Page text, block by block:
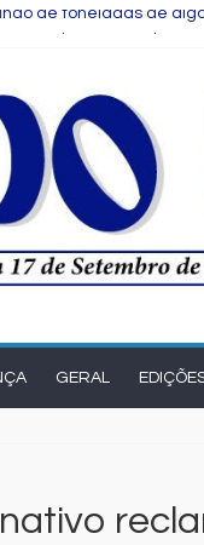
de toneladas de
para intercâmbio em
e Petroquímica com
GERAL